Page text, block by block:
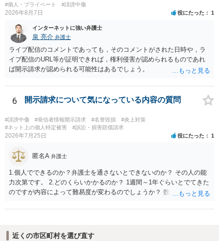
し、自己申告だけで購入でき、自社が照合不一致を検出しても販売を
止めていない現行の運用では、予測可能な不正への対策を怠ったとし
て、撮影された本人に対する損害賠償責任が認められる可能性があり
ます。 検討中の対策は、いずれも過剰ではなく、必要な方向性です。
ただし、それだけで十分とはいえません。ゲスト購入の廃止は購入者
の追跡には役立ちますが、その人が被写体本人であることまでは確認
できません。照合不一致時の販売保留・手動レビューは特に重要で
す。セッションの遡及作成は、検知するだけでなく、原則として販売
ものではありません。 したがって、これらに加えて、被写体との照合
の保存期間などを整備する必要があります。実際の画面、照合ロジッ
ク、利用規約、フィルマーとの契約を弁護士に提示し、サービス全体
のリーガルチェックを受けるのがよいでしょう。
#個人・プライベート
#誹謗中傷
2026年8月7日 役にたった 1
インターネットに強い弁護士
泉 亮介 弁護士
ライブ配信のコメントであっても，そのコメントがされた日時や，ラ
イブ配信のURL等が証明できれば，権利侵害が認められるものであれ
ば開示請求が認められる可能性はあるでしょう。
6 開示請求について気になっている内容の質問
#誹謗中傷 #発信者情報開示請求 #名誉毀損
#炎上対策
#ネット上の個人特定被害
#訴訟・損害賠償請求
2026年7月25日 役にたった 1
匿名A 弁護士
1.個人でできるのか？弁護士を通さないとできないのか？ その人の能
力次第です。 2.どのくらいかかるのか？ 1週間～1年ぐらいとでてきた
のですが内容によって難易度が変わるのでしょうか？ 数か月の印象が
中傷していないアカウントを開示請求してしまった場合はどうなるの
近くの市区町村を選び直す